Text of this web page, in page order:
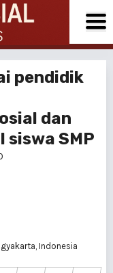
pendidik
dan
SMP
Indonesia